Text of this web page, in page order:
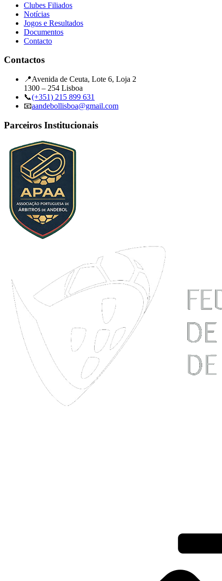
Clubes Filiados
Notícias
Jogos e Resultados
Documentos
Contacto
Contactos
📍Avenida de Ceuta, Lote 6, Loja 2
1300 – 254 Lisboa
📞(+351) 215 899 631
📧aandebollisboa@gmail.com
Parceiros Institucionais